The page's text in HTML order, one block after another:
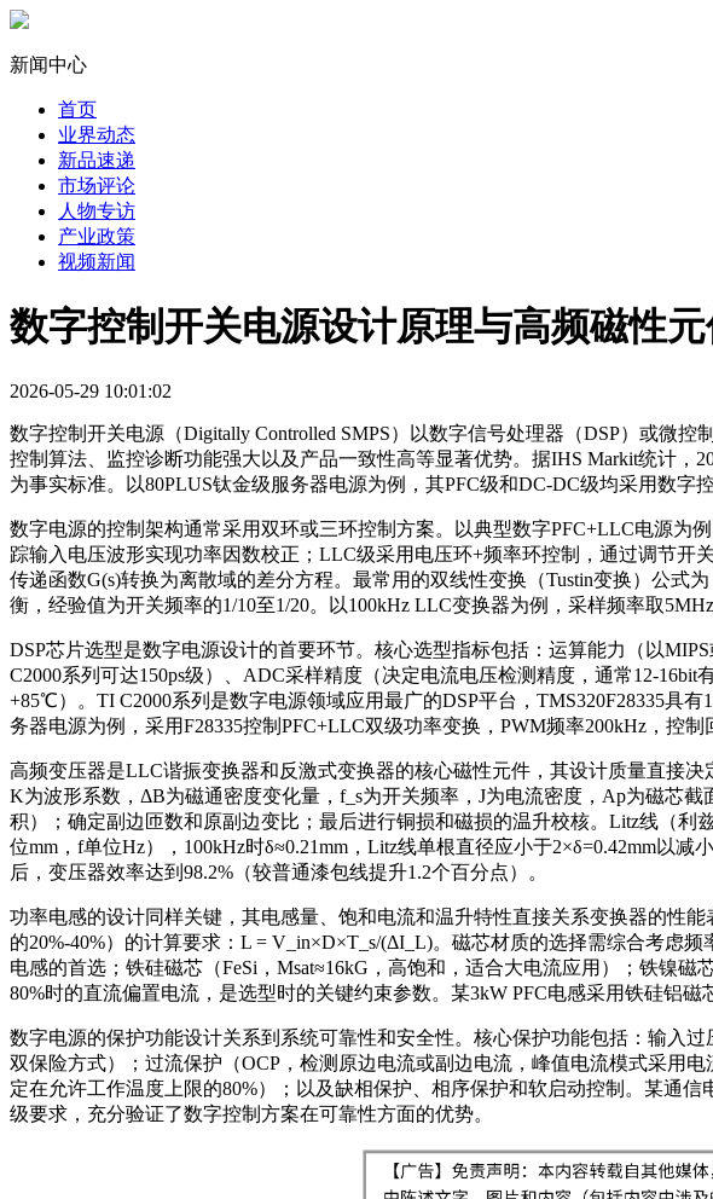
新闻中心
首页
业界动态
新品速递
市场评论
人物专访
产业政策
视频新闻
数字控制开关电源设计原理与高频磁性
2026-05-29 10:01:02
数字控制开关电源（Digitally Controlled SMPS）以数字信号处理器（DSP）或微
控制算法、监控诊断功能强大以及产品一致性高等显著优势。据IHS Markit统计
为事实标准。以80PLUS钛金级服务器电源为例，其PFC级和DC-DC级均采用数字
数字电源的控制架构通常采用双环或三环控制方案。以典型数字PFC+LLC电源为
踪输入电压波形实现功率因数校正；LLC级采用电压环+频率环控制，通过调节开
传递函数G(s)转换为离散域的差分方程。最常用的双线性变换（Tustin变换）公式
衡，经验值为开关频率的1/10至1/20。以100kHz LLC变换器为例，采样频率取
DSP芯片选型是数字电源设计的首要环节。核心选型指标包括：运算能力（以
C2000系列可达150ps级）、ADC采样精度（决定电流电压检测精度，通常12-
+85℃）。TI C2000系列是数字电源领域应用最广的DSP平台，TMS320F28335具
务器电源为例，采用F28335控制PFC+LLC双级功率变换，PWM频率200kHz，控
高频变压器是LLC谐振变换器和反激式变换器的核心磁性元件，其设计质量直接
K为波形系数，ΔB为磁通密度变化量，f_s为开关频率，J为电流密度，Ap为磁芯
积）；确定副边匝数和原副边变比；最后进行铜损和磁损的温升校核。Litz线（
位mm，f单位Hz），100kHz时δ≈0.21mm，Litz线单根直径应小于2×δ=0.42mm以
后，变压器效率达到98.2%（较普通漆包线提升1.2个百分点）。
功率电感的设计同样关键，其电感量、饱和电流和温升特性直接关系变换器的性
的20%-40%）的计算要求：L = V_in×D×T_s/(ΔI_L)。磁芯材质的选择需综合考虑
电感的首选；铁硅磁芯（FeSi，Msat≈16kG，高饱和，适合大电流应用）；铁镍
80%时的直流偏置电流，是选型时的关键约束参数。某3kW PFC电感采用铁硅铝
数字电源的保护功能设计关系到系统可靠性和安全性。核心保护功能包括：输入
双保险方式）；过流保护（OCP，检测原边电流或副边电流，峰值电流模式采用
定在允许工作温度上限的80%）；以及缺相保护、相序保护和软启动控制。某通
级要求，充分验证了数字控制方案在可靠性方面的优势。